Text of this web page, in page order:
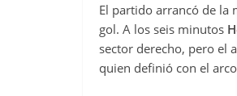
El partido arrancó de la
gol. A los seis minutos
sector derecho, pero el
quien definió con el